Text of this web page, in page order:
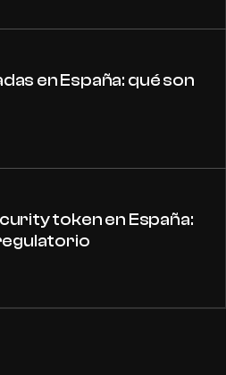
en España: qué son
token en España: